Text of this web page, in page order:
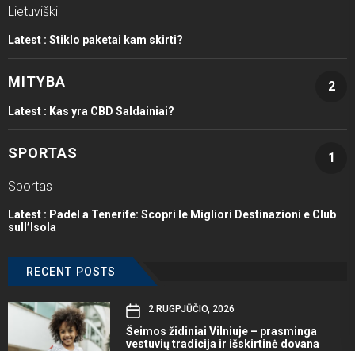
Lietuviški
Latest : Stiklo paketai kam skirti?
MITYBA 2
Latest : Kas yra CBD Saldainiai?
SPORTAS
1
Sportas
Latest : Padel a Tenerife: Scopri le Migliori Destinazioni e Club
sull’Isola
RECENT POSTS
2 RUGPJŪČIO, 2026
Šeimos židiniai Vilniuje – prasminga
vestuvių tradicija ir išskirtinė dovana